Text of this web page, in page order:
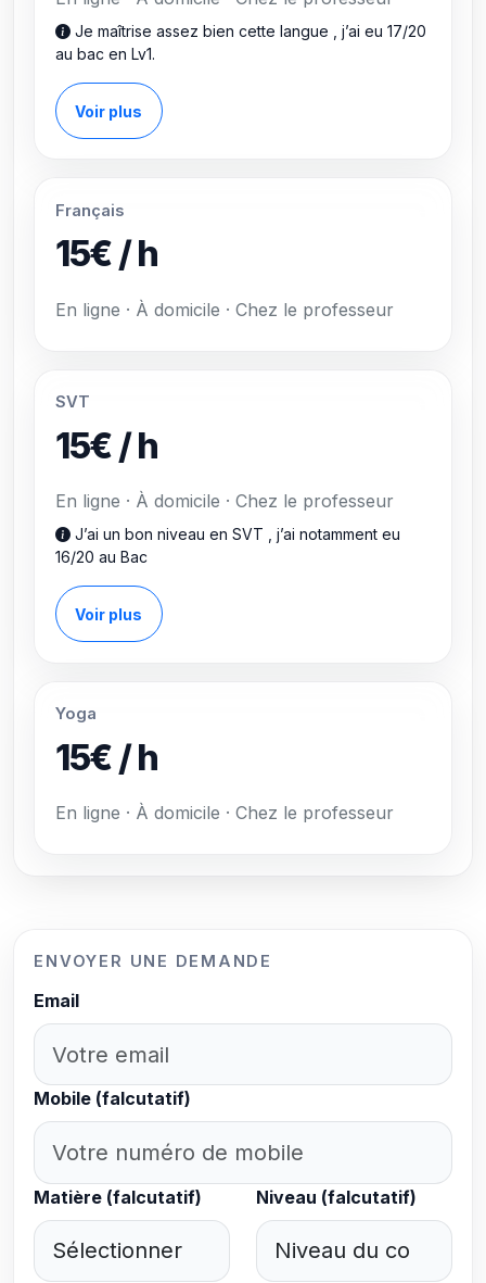
Je maîtrise assez bien cette langue , j’ai eu 17/20
au bac en Lv1.
Voir plus
Français
15€ / h
En ligne · À domicile · Chez le professeur
SVT
15€ / h
En ligne · À domicile · Chez le professeur
J’ai un bon niveau en SVT , j’ai notamment eu
16/20 au Bac
Voir plus
Yoga
15€ / h
En ligne · À domicile · Chez le professeur
ENVOYER UNE DEMANDE
Email
Mobile (falcutatif)
Matière (falcutatif) Niveau (falcutatif)